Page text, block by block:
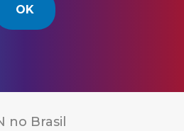
OK
no Brasil